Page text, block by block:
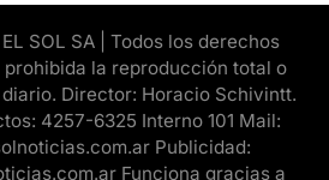
SOL SA | Todos los derechos
la reproducción total o
Director: Horacio Schivintt.
4257-6325 Interno 101 Mail:
Publicidad:
Funciona gracias a